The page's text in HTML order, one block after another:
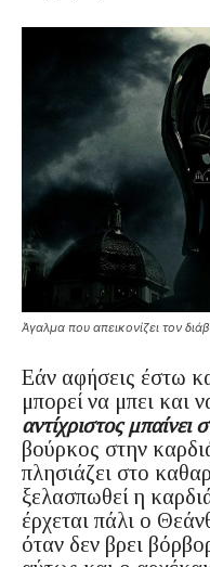
Άγαλμα που απεικονίζει τον
Εάν αφήσεις έστω
μπορεί να μπει και
αντίχριστος μπαίνει
βούρκος στην
πλησιάζει στο
ξελασπωθεί η
έρχεται πάλι ο
όταν δεν βρει